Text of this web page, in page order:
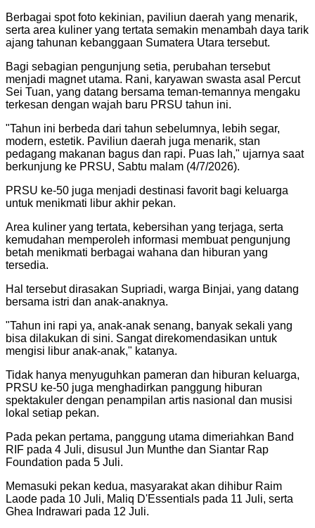
Berbagai spot foto kekinian, paviliun daerah yang menarik,
serta area kuliner yang tertata semakin menambah daya tarik
ajang tahunan kebanggaan Sumatera Utara tersebut.
Bagi sebagian pengunjung setia, perubahan tersebut
menjadi magnet utama. Rani, karyawan swasta asal Percut
Sei Tuan, yang datang bersama teman-temannya mengaku
terkesan dengan wajah baru PRSU tahun ini.
"Tahun ini berbeda dari tahun sebelumnya, lebih segar,
modern, estetik. Paviliun daerah juga menarik, stan
pedagang makanan bagus dan rapi. Puas lah," ujarnya saat
berkunjung ke PRSU, Sabtu malam (4/7/2026).
PRSU ke-50 juga menjadi destinasi favorit bagi keluarga
untuk menikmati libur akhir pekan.
Area kuliner yang tertata, kebersihan yang terjaga, serta
kemudahan memperoleh informasi membuat pengunjung
betah menikmati berbagai wahana dan hiburan yang
tersedia.
Hal tersebut dirasakan Supriadi, warga Binjai, yang datang
bersama istri dan anak-anaknya.
"Tahun ini rapi ya, anak-anak senang, banyak sekali yang
bisa dilakukan di sini. Sangat direkomendasikan untuk
mengisi libur anak-anak," katanya.
Tidak hanya menyuguhkan pameran dan hiburan keluarga,
PRSU ke-50 juga menghadirkan panggung hiburan
spektakuler dengan penampilan artis nasional dan musisi
lokal setiap pekan.
Pada pekan pertama, panggung utama dimeriahkan Band
RIF pada 4 Juli, disusul Jun Munthe dan Siantar Rap
Foundation pada 5 Juli.
Memasuki pekan kedua, masyarakat akan dihibur Raim
Laode pada 10 Juli, Maliq D'Essentials pada 11 Juli, serta
Ghea Indrawari pada 12 Juli.